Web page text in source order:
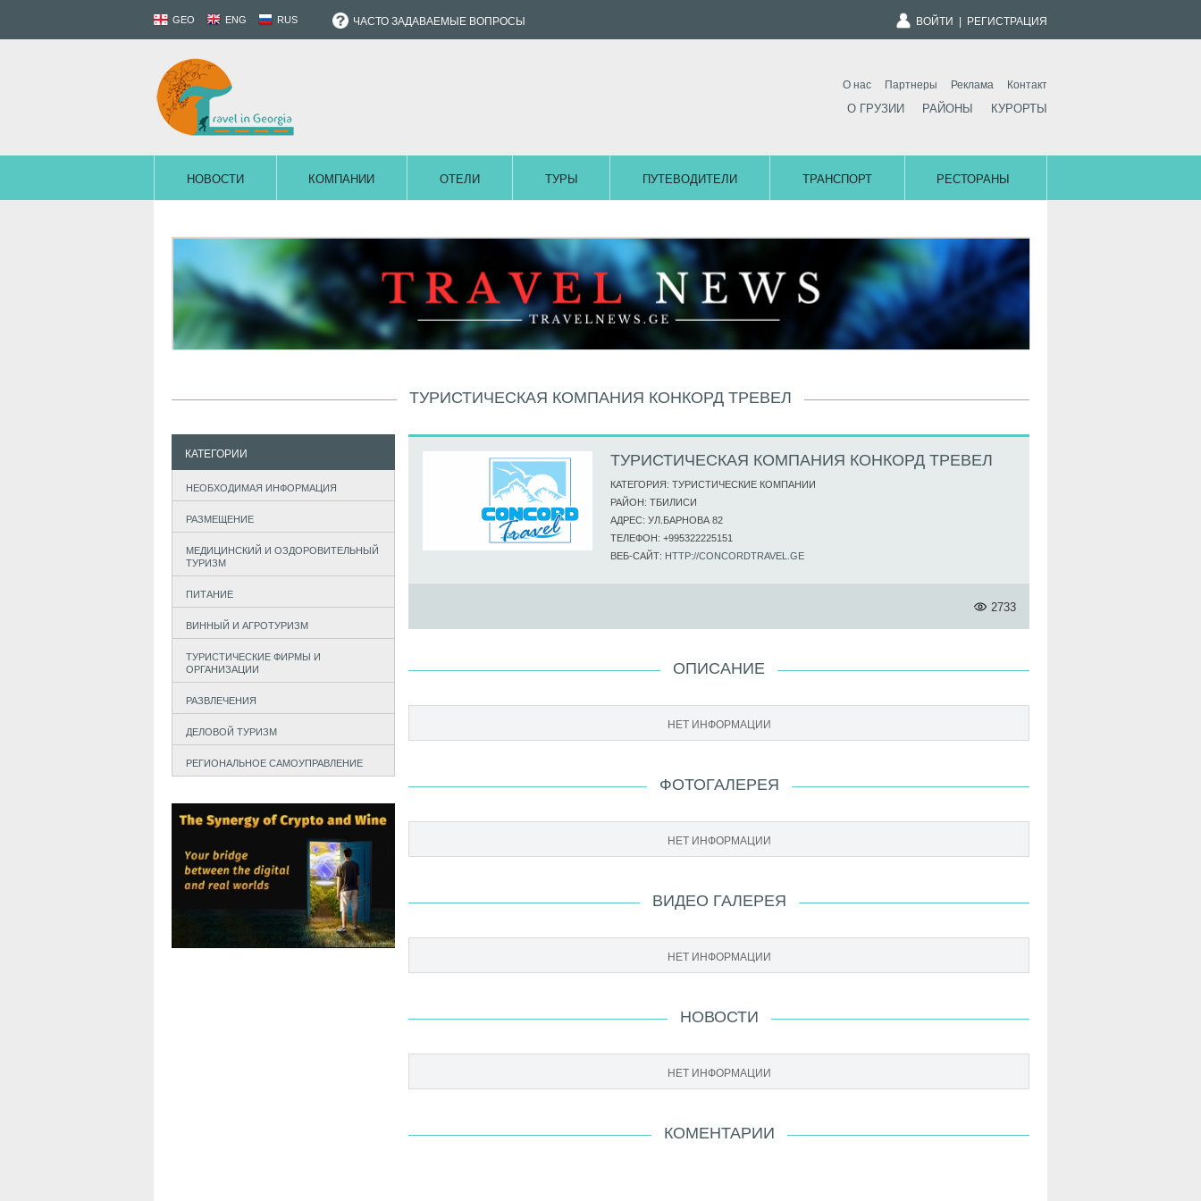
GEO ENG RUS ЧАСТО ЗАДАВАЕМЫЕ ВОПРОСЫ ВОЙТИ РЕГИСТРАЦИЯ
О нас Партнеры Реклама Контакт
О ГРУЗИИ РАЙОНЫ КУРОРТЫ
НОВОСТИ КОМПАНИИ ОТЕЛИ ТУРЫ ПУТЕВОДИТЕЛИ ТРАНСПОРТ РЕСТОРАНЫ
ТУРИСТИЧЕСКАЯ КОМПАНИЯ КОНКОРД ТРЕВЕЛ
КАТЕГОРИИ
НЕОБХОДИМАЯ ИНФОРМАЦИЯ
РАЗМЕЩЕНИЕ
МЕДИЦИНСКИЙ И ОЗДОРОВИТЕЛЬНЫЙ
ТУРИЗМ
ПИТАНИЕ
ВИННЫЙ И АГРОТУРИЗМ
ТУРИСТИЧЕСКИЕ ФИРМЫ И
ОРГАНИЗАЦИИ
РАЗВЛЕЧЕНИЯ
ДЕЛОВОЙ ТУРИЗМ
РЕГИОНАЛЬНОЕ САМОУПРАВЛЕНИЕ
ТУРИСТИЧЕСКАЯ КОМПАНИЯ КОНКОРД ТРЕВЕЛ
КАТЕГОРИЯ: ТУРИСТИЧЕСКИЕ КОМПАНИИ
РАЙОН: ТБИЛИСИ
АДРЕС: УЛ.БАРНОВА 82
ТЕЛЕФОН: +995322225151
ВЕБ-САЙТ: HTTP://CONCORDTRAVEL.GE
2733
ОПИСАНИЕ
НЕТ ИНФОРМАЦИИ
ФОТОГАЛЕРЕЯ
НЕТ ИНФОРМАЦИИ
ВИДЕО ГАЛЕРЕЯ
НЕТ ИНФОРМАЦИИ
НОВОСТИ
НЕТ ИНФОРМАЦИИ
КОМЕНТАРИИ